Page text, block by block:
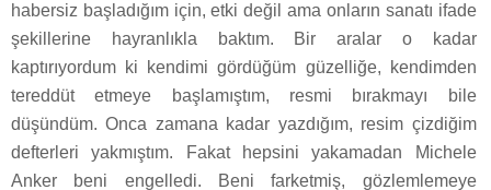
habersiz başladığım için, etki değil ama onların sanatı ifade
şekillerine hayranlıkla baktım. Bir aralar o kadar
kaptırıyordum ki kendimi gördüğüm güzelliğe, kendimden
tereddüt etmeye başlamıştım, resmi bırakmayı bile
düşündüm. Onca zamana kadar yazdığım, resim çizdiğim
defterleri yakmıştım. Fakat hepsini yakamadan Michele
Anker beni engelledi. Beni farketmiş, gözlemlemeye